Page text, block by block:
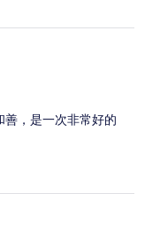
，是一次非常好的